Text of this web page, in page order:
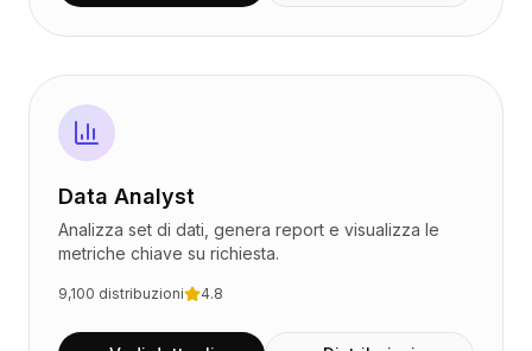
Data Analyst
Analizza set di dati, genera report e visualizza le
metriche chiave su richiesta.
9,100 distribuzioni 4.8